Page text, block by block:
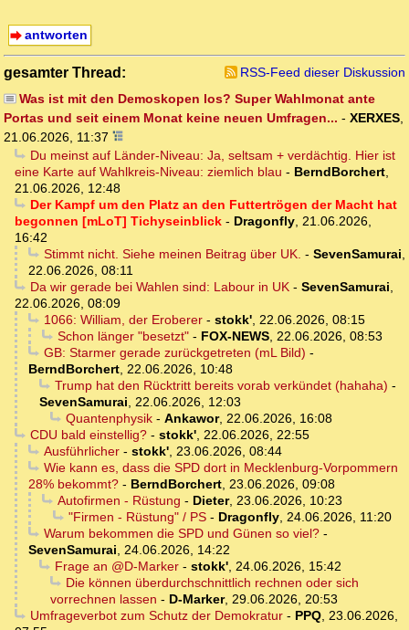
antworten
gesamter Thread:
RSS-Feed dieser Diskussion
Was ist mit den Demoskopen los? Super Wahlmonat ante
Portas und seit einem Monat keine neuen Umfragen... - XERXES,
21.06.2026, 11:37
Du meinst auf Länder-Niveau: Ja, seltsam + verdächtig. Hier ist
eine Karte auf Wahlkreis-Niveau: ziemlich blau - BerndBorchert,
21.06.2026, 12:48
Der Kampf um den Platz an den Futtertrögen der Macht hat
begonnen [mLoT] Tichyseinblick - Dragonfly, 21.06.2026,
16:42
Stimmt nicht. Siehe meinen Beitrag über UK. - SevenSamurai,
22.06.2026, 08:11
Da wir gerade bei Wahlen sind: Labour in UK- SevenSamurai,
22.06.2026, 08:09
1066: William, der Eroberer- stokk', 22.06.2026, 08:15
Schon länger "besetzt"- FOX-NEWS, 22.06.2026, 08:53
GB: Starmer gerade zurückgetreten (mL Bild) -
BerndBorchert, 22.06.2026, 10:48
Trump hat den Rücktritt bereits vorab verkündet (hahaha) -
SevenSamurai, 22.06.2026, 12:03
Quantenphysik- Ankawor, 22.06.2026, 16:08
CDU bald einstellig?- stokk', 22.06.2026, 22:55
Ausführlicher- stokk', 23.06.2026, 08:44
Wie kann es, dass die SPD dort in Mecklenburg-Vorpommern
28% bekommt? - BerndBorchert, 23.06.2026, 09:08
Autofirmen - Rüstung - Dieter, 23.06.2026, 10:23
"Firmen - Rüstung" / PS- Dragonfly, 24.06.2026, 11:20
Warum bekommen die SPD und Günen so viel?-
SevenSamurai, 24.06.2026, 14:22
Frage an @D-Marker- stokk', 24.06.2026, 15:42
Die können überdurchschnittlich rechnen oder sich
vorrechnen lassen - D-Marker, 29.06.2026, 20:53
Umfrageverbot zum Schutz der Demokratur- PPQ, 23.06.2026,